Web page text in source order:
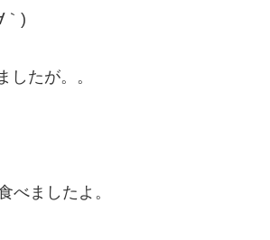
｀)
したが。。
べましたよ。